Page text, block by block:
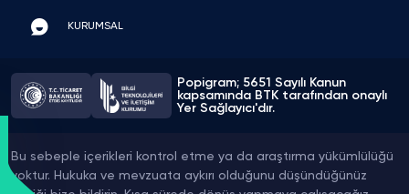
KURUMSAL
Popigram; 5651 Sayılı Kanun
kapsamında BTK tarafından onaylı
Yer Sağlayıcı'dır.
Bu sebeple içerikleri kontrol etme ya da araştırma yükümlülüğü
yoktur. Hukuka ve mevzuata aykırı olduğunu düşündüğünüz